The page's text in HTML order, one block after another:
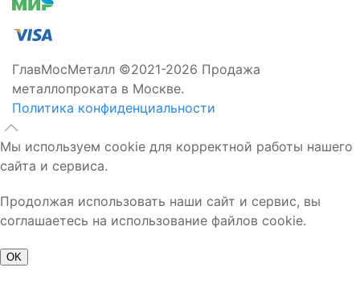
ГлавМосМеталл ©2021-2026 Продажа
металлопроката в Москве.
Политика конфиденциальности
Мы используем cookie для корректной работы нашего
сайта и сервиса.
Продолжая использовать наши сайт и сервис, вы
соглашаетесь на использование файлов cookie.
OK